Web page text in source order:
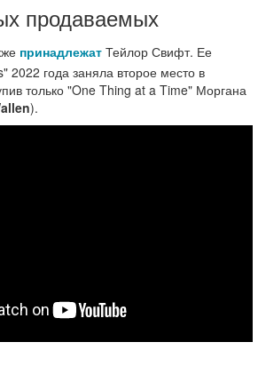
продаваемых
принадлежат Тейлор Свифт. Ее
2022 года заняла второе место в
только "One Thing at a Time" Моргана
).